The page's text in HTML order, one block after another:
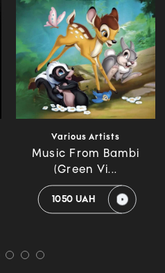
Various Artists
Music From Bambi
(Green Vi...
1050 UAH